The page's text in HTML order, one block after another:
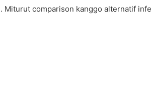
comparison kanggo alternatif